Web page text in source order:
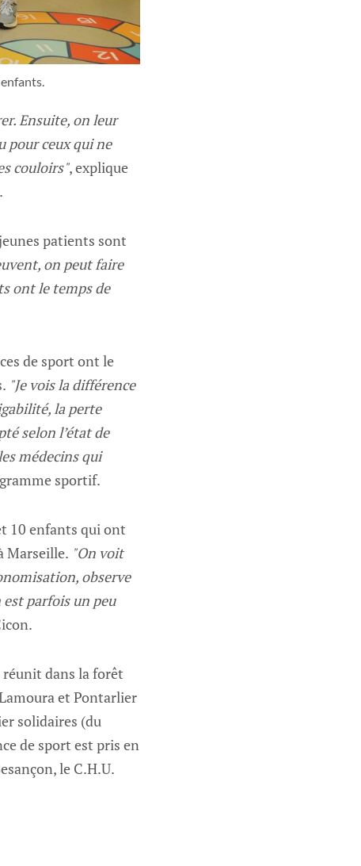
Ensuite, on leur
pour ceux qui ne
couloirs", explique
patients sont
on peut faire
ont le temps de
de sport ont le
"Je vois la différence
la perte
selon l’état de
médecins qui
sportif.
10 enfants qui ont
Marseille. "On voit
observe
parfois un peu
réunit dans la forêt
et Pontarlier
solidaires (du
de sport est pris en
le C.H.U.